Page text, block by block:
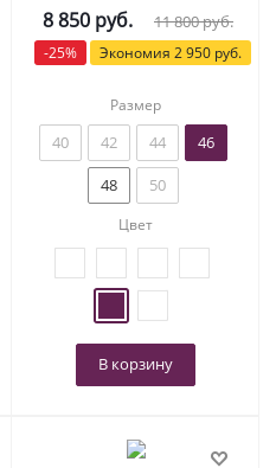
8 850 руб. 11 800руб.
-25% Экономия 2 950 руб.
Размер
40 42 44
46
48
50
Цвет
В корзину